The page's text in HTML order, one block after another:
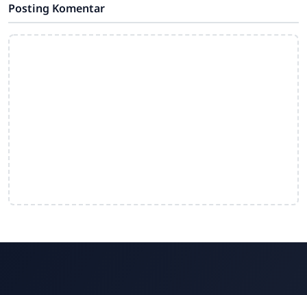
Posting Komentar